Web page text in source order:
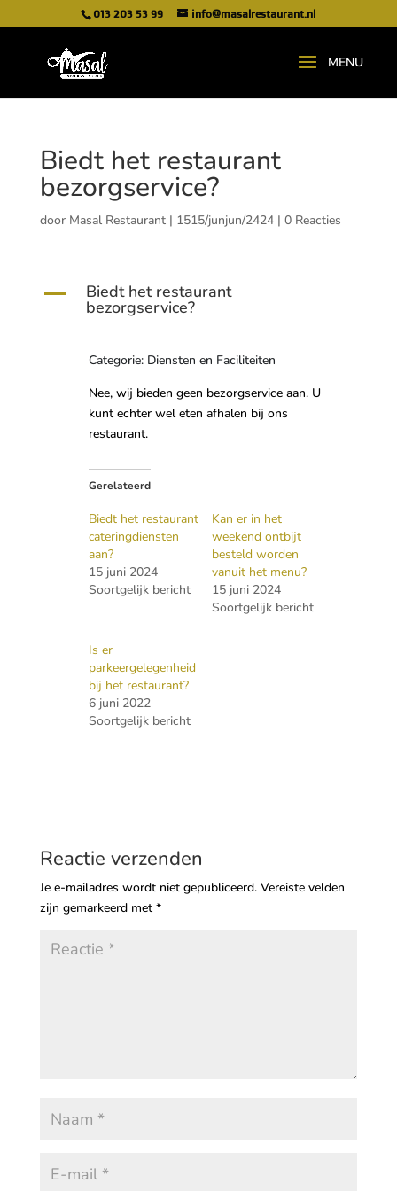
013 203 53 99 info@masalrestaurant.nl
Biedt het restaurant
bezorgservice?
door Masal Restaurant| 1515/junjun/2424| 0 Reacties
A Biedt het restaurant
bezorgservice?
Categorie: Diensten en Faciliteiten
Nee, wij bieden geen bezorgservice aan. U
kunt echter wel eten afhalen bij ons
restaurant.
Gerelateerd
Biedt het restaurant
cateringdiensten
aan?
15 juni 2024
Soortgelijk bericht
Kan er in het
weekend ontbijt
besteld worden
vanuit het menu?
15 juni 2024
Soortgelijk bericht
Is er
parkeergelegenheid
bij het restaurant?
6 juni 2022
Soortgelijk bericht
Reactie verzenden
Je e-mailadres wordt niet gepubliceerd. Vereiste velden
zijn gemarkeerd met *